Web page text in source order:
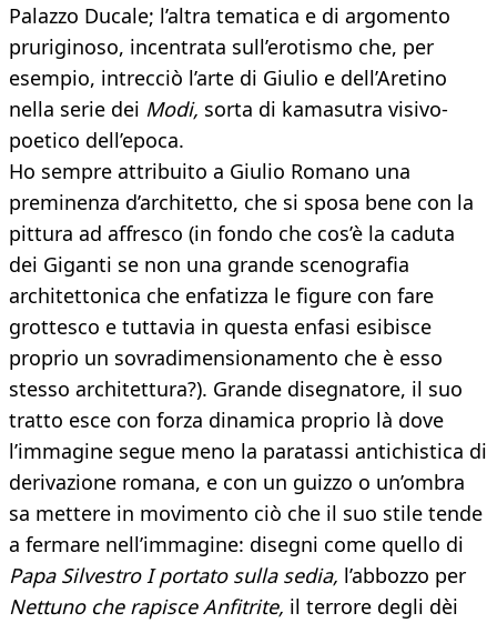
Palazzo Ducale; l’altra tematica e di argomento
pruriginoso, incentrata sull’erotismo che, per
esempio, intrecciò l’arte di Giulio e dell’Aretino
nella serie dei Modi, sorta di kamasutra visivo-
poetico dell’epoca.
Ho sempre attribuito a Giulio Romano una
preminenza d’architetto, che si sposa bene con la
pittura ad affresco (in fondo che cos’è la caduta
dei Giganti se non una grande scenografia
architettonica che enfatizza le figure con fare
grottesco e tuttavia in questa enfasi esibisce
proprio un sovradimensionamento che è esso
stesso architettura?). Grande disegnatore, il suo
tratto esce con forza dinamica proprio là dove
l’immagine segue meno la paratassi antichistica di
derivazione romana, e con un guizzo o un’ombra
sa mettere in movimento ciò che il suo stile tende
a fermare nell’immagine: disegni come quello di
Papa Silvestro I portato sulla sedia, l’abbozzo per
Nettuno che rapisce Anfitrite, il terrore degli dèi